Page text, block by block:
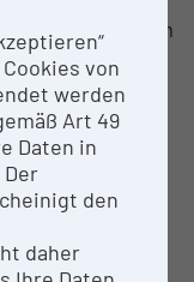
die Forschung im
steht
es
bzw. in
und
aktuell aus
von
werden
Art 49
Daten in
den
daher